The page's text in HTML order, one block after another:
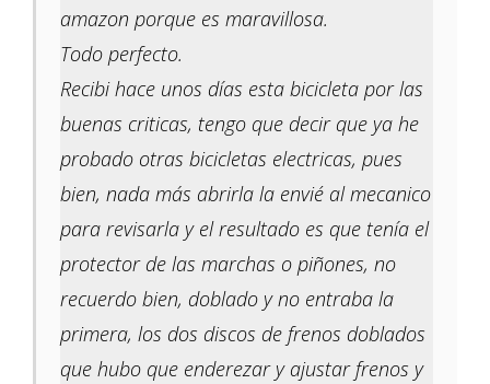
amazon porque es maravillosa.
Todo perfecto.
Recibi hace unos días esta bicicleta por las
buenas criticas, tengo que decir que ya he
probado otras bicicletas electricas, pues
bien, nada más abrirla la envié al mecanico
para revisarla y el resultado es que tenía el
protector de las marchas o piñones, no
recuerdo bien, doblado y no entraba la
primera, los dos discos de frenos doblados
que hubo que enderezar y ajustar frenos y